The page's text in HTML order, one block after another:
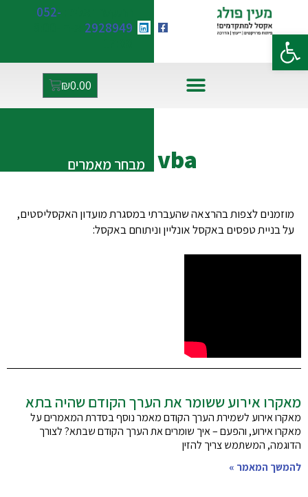
פתח סרגל נגישות
052-
2928949
₪0.00
vba מבחר מאמרים
מוזמנים לצפות בהרצאה שהעברתי במסגרת מועדון האקסליסטים,
על בניית טפסים באקסל אונליין וניתוחם באקסל:
מאקרו אירוע ששומר את הערך הקודם שהיה בתא
מאקרו אירוע לשמירת הערך הקודם מאמר נוסף בסדרת המאמרים על
מאקרו אירוע, והפעם – איך שומרים את הערך הקודם שבתא? לצורך
הדוגמה, המשתמש צריך להזין
להמשך המאמר »